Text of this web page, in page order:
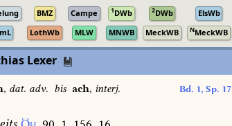
BMZ Campe 1DWb 2DWb ElsWb
LothWb MLW MNWB MeckWB NMeckWB
Lexer
, dat. adv. bis ach, interj. Bd. 1, Sp. 17